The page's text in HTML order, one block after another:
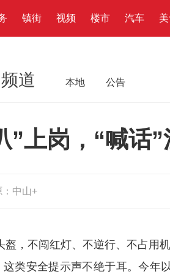
镇街 视频 楼市 汽车
道 本地 公告
”上岗，“喊话
：中山+
盔，不闯红灯、不逆行、不占用
类安全提示声不绝于耳。今年